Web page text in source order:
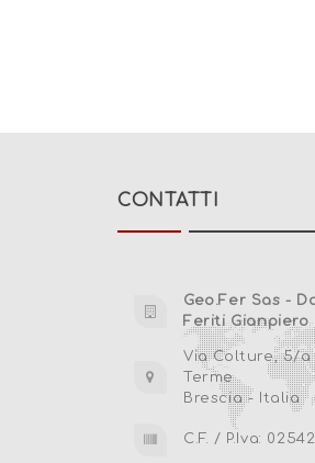
CONTATTI
Geo.Fer Sas -
Feriti Gianpiero
Via Colture, 5/
Terme
Brescia - Italia
C.F. / P.Iva: